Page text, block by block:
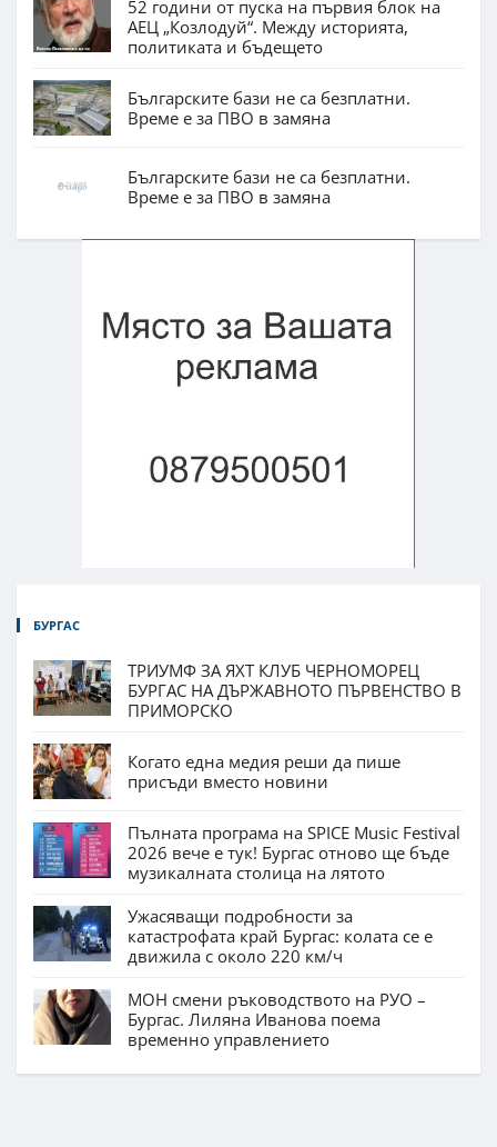
52 години от пуска на първия блок на
АЕЦ „Козлодуй“. Между историята,
политиката и бъдещето
Българските бази не са безплатни.
Време е за ПВО в замяна
Българските бази не са безплатни.
Време е за ПВО в замяна
БУРГАС
ТРИУМФ ЗА ЯХТ КЛУБ ЧЕРНОМОРЕЦ
БУРГАС НА ДЪРЖАВНОТО ПЪРВЕНСТВО В
ПРИМОРСКО
Когато една медия реши да пише
присъди вместо новини
Пълната програма на SPICE Music Festival
2026 вече е тук! Бургас отново ще бъде
музикалната столица на лятото
Ужасяващи подробности за
катастрофата край Бургас: колата се е
движила с около 220 км/ч
МОН смени ръководството на РУО –
Бургас. Лиляна Иванова поема
временно управлението